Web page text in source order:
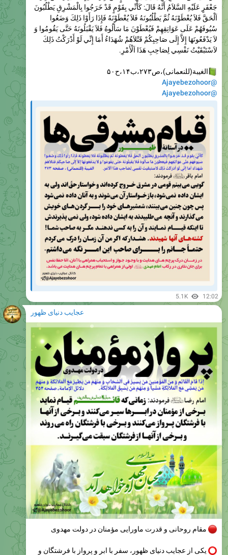
سُيُوفَهُمْ عَلَی‌ عَوَاتِقِهِمْ فَيُعْطَوْنَ مَا سَأَلُوهُ فَلاَ يَقْبَلُونَهُ حَتَّی‌ يَقُومُوا وَ
لاَ يَدْفَعُونَهَا إِلاَّ إِلَی‌ صَاحِبِكُمْ قَتْلاَهُمْ شُهَدَاءُ أَمَا إِنِّي لَوْ أَدْرَكْتُ ذَلِكَ
لاَسْتَبْقَيْتُ نَفْسِي لِصَاحِبِ هَذَا اَلْأَمْرِ.
الغيبة(للنعمانی)،ص۲۷۳،ب۱۴،ح۵۰
@Ajayebezohoor
عجایب دنیای ظهور
مقام روحانی و قدرت ماورایی مؤمنان در دولت مهدوی
یکی از عجایب دنیای ظهور، سفر با ابر و پرواز با فرشتگان و